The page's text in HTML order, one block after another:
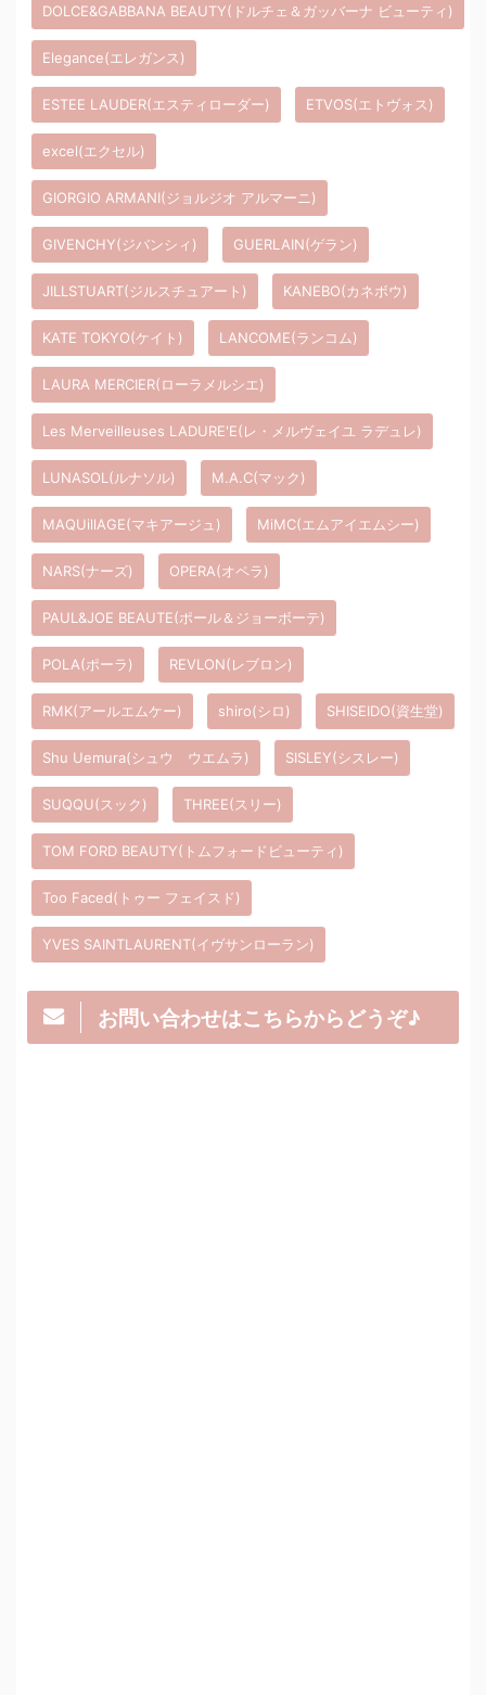
DOLCE&GABBANA BEAUTY(ドルチェ＆ガッバーナ ビューティ)
Elegance(エレガンス)
ESTEE LAUDER(エスティローダー) ETVOS(エトヴォス)
excel(エクセル)
GIORGIO ARMANI(ジョルジオ アルマーニ)
GIVENCHY(ジバンシィ) GUERLAIN(ゲラン)
JILLSTUART(ジルスチュアート) KANEBO(カネボウ)
KATE TOKYO(ケイト) LANCOME(ランコム)
LAURA MERCIER(ローラメルシエ)
Les Merveilleuses LADURE'E(レ・メルヴェイユ ラデュレ)
LUNASOL(ルナソル) M.A.C(マック)
MAQUillAGE(マキアージュ) MiMC(エムアイエムシー)
NARS(ナーズ) OPERA(オペラ)
PAUL&JOE BEAUTE(ポール＆ジョーボーテ)
POLA(ポーラ) REVLON(レブロン)
RMK(アールエムケー) shiro(シロ) SHISEIDO(資生堂)
Shu Uemura(シュウ ウエムラ) SISLEY(シスレー)
SUQQU(スック) THREE(スリー)
TOM FORD BEAUTY(トムフォードビューティ)
Too Faced(トゥー フェイスド)
YVES SAINTLAURENT(イヴサンローラン)
お問い合わせはこちらからどうぞ♪